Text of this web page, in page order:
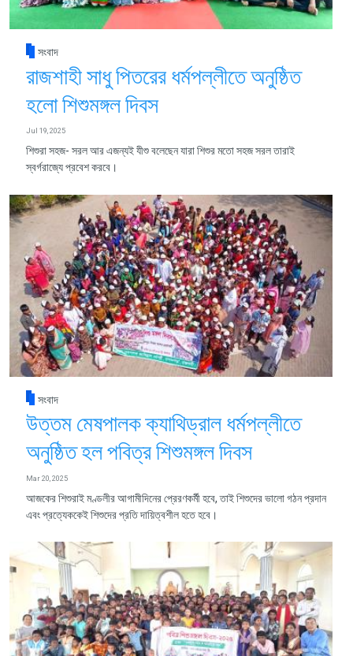
সংবাদ
রাজশাহী সাধু পিতরের ধর্মপল্লীতে অনুষ্ঠিত
হলো শিশুমঙ্গল দিবস
Jul 19, 2025
শিশুরা সহজ- সরল আর এজন্যই যীশু বলেছেন যারা শিশুর মতো সহজ সরল তারাই
স্বর্গরাজ্যে প্রবেশ করবে।
সংবাদ
উত্তম মেষপালক ক্যাথিড্রাল ধর্মপল্লীতে
অনুষ্ঠিত হল পবিত্র শিশুমঙ্গল দিবস
Mar 20, 2025
আজকের শিশুরাই মণ্ডলীর আগামীদিনের প্রেরণকর্মী হবে, তাই শিশুদের ভালো গঠন প্রদান
এবং প্রত্যেককেই শিশুদের প্রতি দায়িত্বশীল হতে হবে।